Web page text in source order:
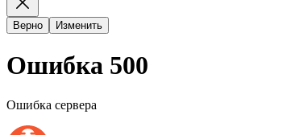
Верно Изменить
Ошибка 500
Ошибка сервера